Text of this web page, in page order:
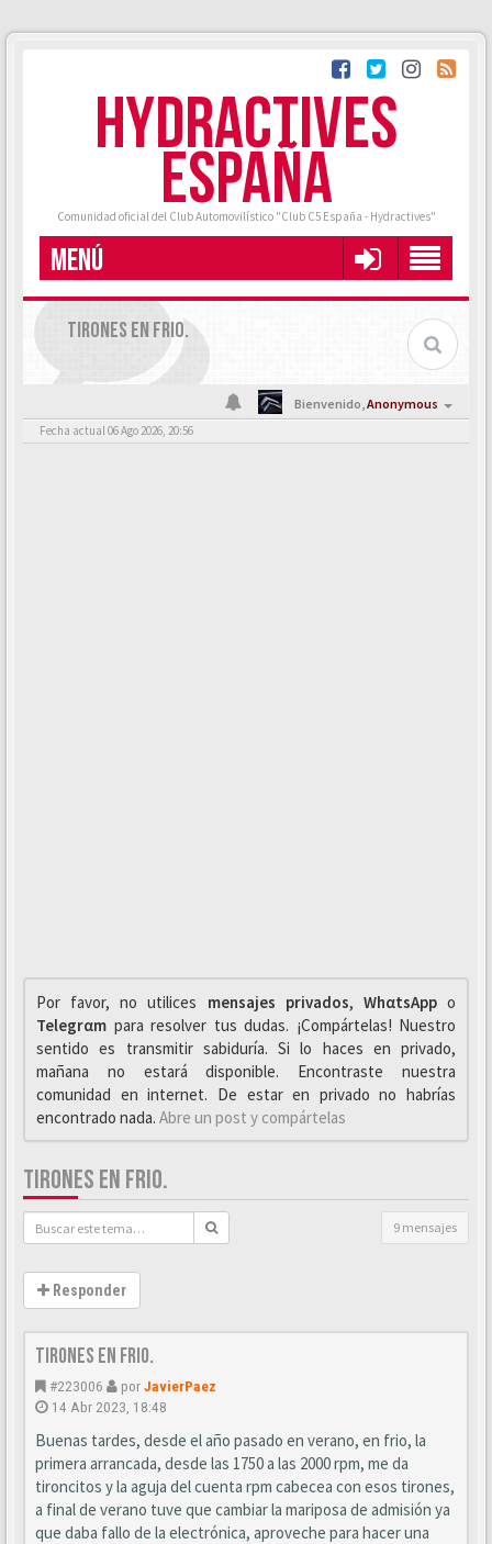
HYDRACTIVES
ESPAÑA
Comunidad oficial del Club Automovilístico "Club C5 España - Hydractives"
MENÚ
TIRONES EN FRIO.
Bienvenido,Anonymous
Fecha actual 06 Ago 2026, 20:56
Por favor, no utilices mensajes privados, WhαtsAppo
Telegrαm para resolver tus dudas. ¡Compártelas! Nuestro
sentido es transmitir sabiduría. Si lo haces en privado,
mañana no estará disponible. Encontraste nuestra
comunidad en internet. De estar en privado no habrías
encontrado nada. Abre un post y compártelas
TIRONES EN FRIO.
9 mensajes
Responder
Tirones en frio.
#223006 porJavierPaez
14 Abr 2023, 18:48
Buenas tardes, desde el año pasado en verano, en frio, la
primera arrancada, desde las 1750 a las 2000 rpm, me da
tironcitos y la aguja del cuenta rpm cabecea con esos tirones,
a final de verano tuve que cambiar la mariposa de admisión ya
que daba fallo de la electrónica, aproveche para hacer una